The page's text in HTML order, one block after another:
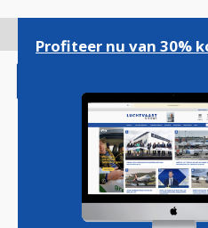
gaan
Magazine
Profiteer nu van 30%